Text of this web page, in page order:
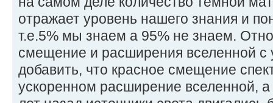
отражает уровень нашего знания и
т.е.5% мы знаем а 95% не знаем.
смещение и расширения вселенной с
добавить, что красное смещение
ускоренном расширение вселенной,